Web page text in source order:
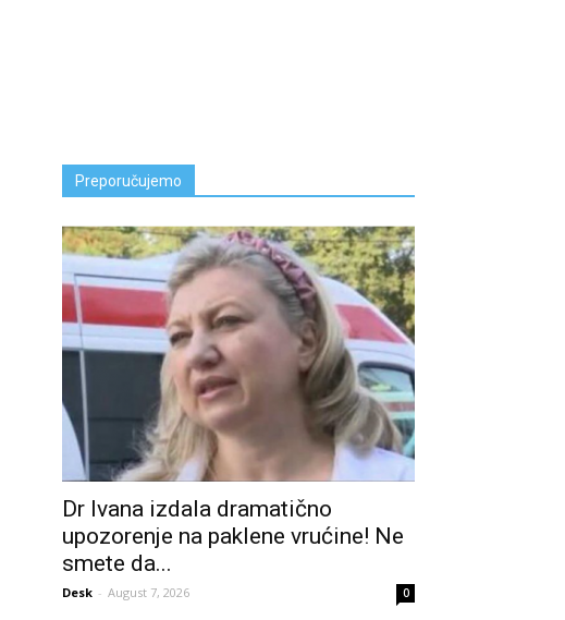
Preporučujemo
Dr Ivana izdala dramatično
upozorenje na paklene vrućine! Ne
smete da...
Desk - August 7, 2026 0